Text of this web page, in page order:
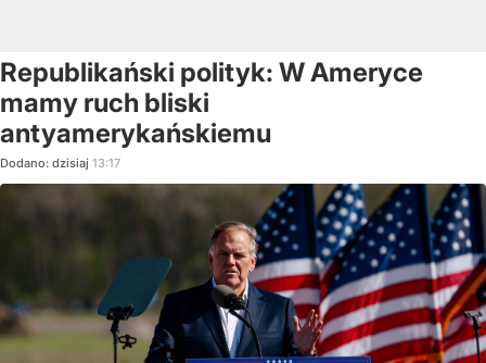
Republikański polityk: W Ameryce
mamy ruch bliski
antyamerykańskiemu
Dodano: dzisiaj 13:17